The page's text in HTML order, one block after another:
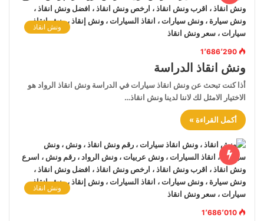
ونش انقاذ
1٬686٬290
ونش انقاذ الدراسة
أذا كنت تبحث عن ونش انقاذ سيارات في الدراسة ونش انقاذ الرواد هو
الاختيار الامثل لك لاننا لدينا ونش انقاذ…
أكمل القراءة »
ونش انقاذ
1٬686٬010